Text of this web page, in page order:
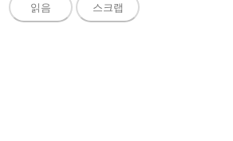
읽음 스크랩